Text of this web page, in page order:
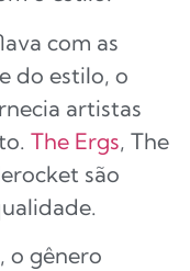
com as
do estilo, o
artistas
The Ergs, The
são
o gênero